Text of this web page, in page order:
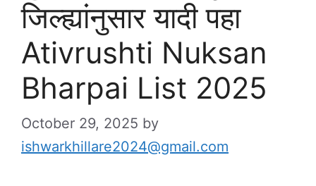
जिल्ह्यांनुसार यादी पहा
Ativrushti Nuksan
Bharpai List 2025
October 29, 2025 by
ishwarkhillare2024@gmail.com